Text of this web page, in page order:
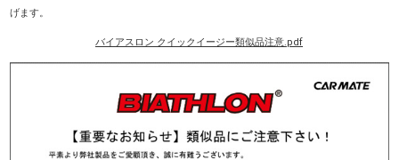
げます。
バイアスロン クイックイージー類似品注意.pdf